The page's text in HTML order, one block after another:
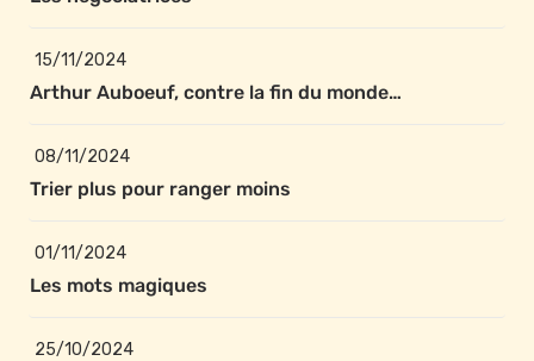
Arthur Auboeuf, contre la fin du monde…
15/11/2024
Trier plus pour ranger moins
08/11/2024
Les mots magiques
01/11/2024
25/10/2024